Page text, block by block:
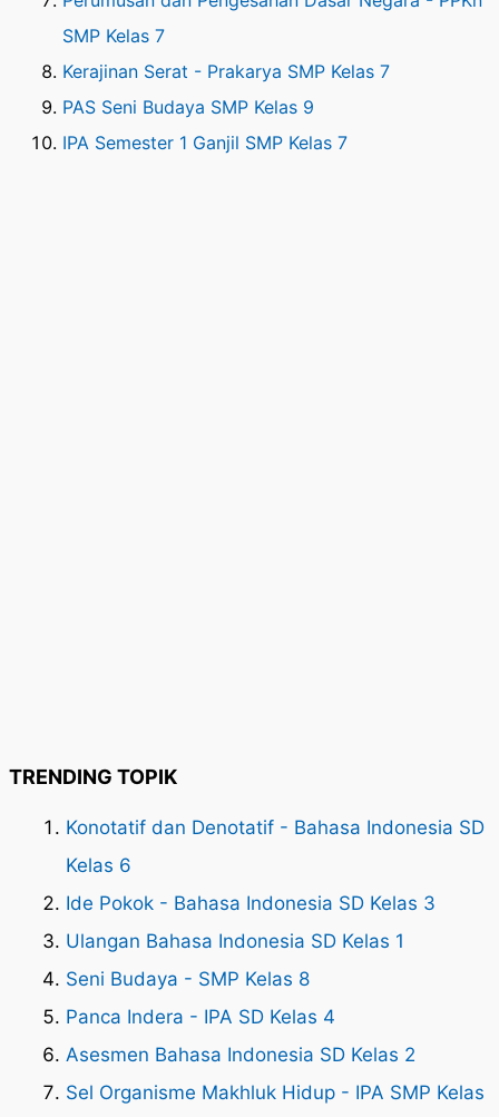
SMP Kelas 7
Kerajinan Serat - Prakarya SMP Kelas 7
PAS Seni Budaya SMP Kelas 9
IPA Semester 1 Ganjil SMP Kelas 7
TRENDING TOPIK
Konotatif dan Denotatif - Bahasa Indonesia SD
Kelas 6
Ide Pokok - Bahasa Indonesia SD Kelas 3
Ulangan Bahasa Indonesia SD Kelas 1
Seni Budaya - SMP Kelas 8
Panca Indera - IPA SD Kelas 4
Asesmen Bahasa Indonesia SD Kelas 2
Sel Organisme Makhluk Hidup - IPA SMP Kelas